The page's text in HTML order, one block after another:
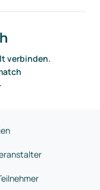
verbinden.